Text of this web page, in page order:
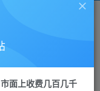
面上收费几百几千